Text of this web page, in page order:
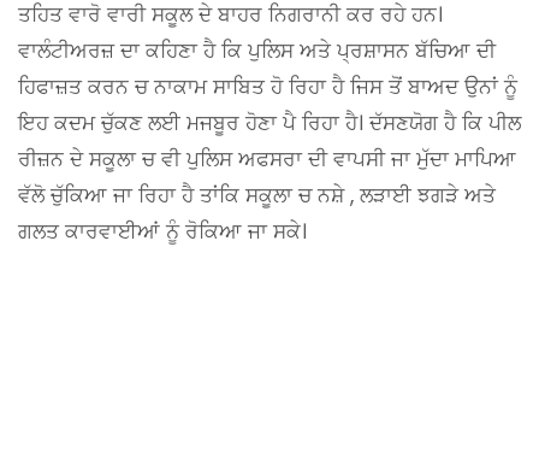
ਤਹਿਤ ਵਾਰੋ ਵਾਰੀ ਸਕੂਲ ਦੇ ਬਾਹਰ ਨਿਗਰਾਨੀ ਕਰ ਰਹੇ ਹਨ।
ਵਾਲੰਟੀਅਰਜ਼ ਦਾ ਕਹਿਣਾ ਹੈ ਕਿ ਪੁਲਿਸ ਅਤੇ ਪ੍ਰਸ਼ਾਸਨ ਬੱਚਿਆ ਦੀ
ਹਿਫਾਜ਼ਤ ਕਰਨ ਚ ਨਾਕਾਮ ਸਾਬਿਤ ਹੋ ਰਿਹਾ ਹੈ ਜਿਸ ਤੋਂ ਬਾਅਦ ਉਨਾਂ ਨੂੰ
ਇਹ ਕਦਮ ਚੁੱਕਣ ਲਈ ਮਜਬੂਰ ਹੋਣਾ ਪੈ ਰਿਹਾ ਹੈ। ਦੱਸਣਯੋਗ ਹੈ ਕਿ ਪੀਲ
ਰੀਜ਼ਨ ਦੇ ਸਕੂਲਾ ਚ ਵੀ ਪੁਲਿਸ ਅਫਸਰਾ ਦੀ ਵਾਪਸੀ ਜਾ ਮੁੱਦਾ ਮਾਪਿਆ
ਵੱਲੋ ਚੁੱਕਿਆ ਜਾ ਰਿਹਾ ਹੈ ਤਾਂਕਿ ਸਕੂਲਾ ਚ ਨਸ਼ੇ , ਲੜਾਈ ਝਗੜੇ ਅਤੇ
ਗਲਤ ਕਾਰਵਾਈਆਂ ਨੂੰ ਰੋਕਿਆ ਜਾ ਸਕੇ।